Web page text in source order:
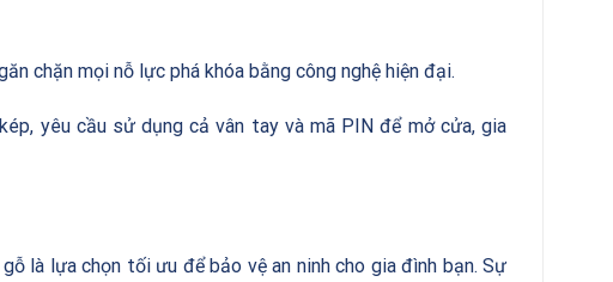
chặn mọi nỗ lực phá khóa bằng công nghệ hiện đại.
yêu cầu sử dụng cả vân tay và mã PIN để mở cửa, gia
là lựa chọn tối ưu để bảo vệ an ninh cho gia đình bạn. Sự